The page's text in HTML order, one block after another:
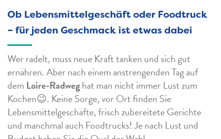
Ob Lebensmittelgeschäft oder Foodtruck
– für jeden Geschmack ist etwas dabei
Wer radelt, muss neue Kraft tanken und sich gut
ernähren. Aber nach einem anstrengenden Tag auf
dem Loire-Radweghat man nicht immer Lust zum
Kochen😉. Keine Sorge, vor Ort finden Sie
Lebensmittelgeschäfte, frisch zubereitete Gerichte
und manchmal auch Foodtrucks! Je nach Lust und